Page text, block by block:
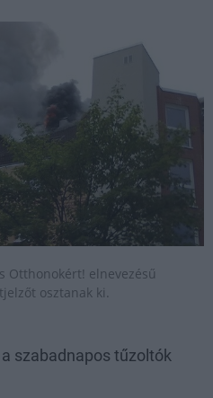
Otthonokért! elnevezésű
osztanak ki.
szabadnapos tűzoltók